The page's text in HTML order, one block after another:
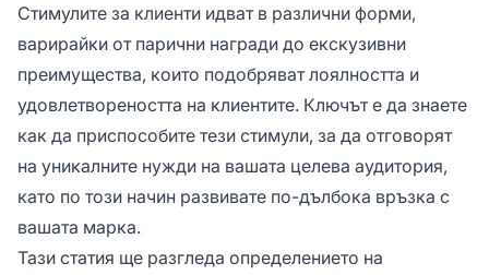
Стимулите за клиенти идват в различни форми,
варирайки от парични награди до екскузивни
преимущества, които подобряват лоялността и
удовлетвореността на клиентите. Ключът е да знаете
как да приспособите тези стимули, за да отговорят
на уникалните нужди на вашата целева аудитория,
като по този начин развивате по-дълбока връзка с
вашата марка.
Тази статия ще разгледа определението на